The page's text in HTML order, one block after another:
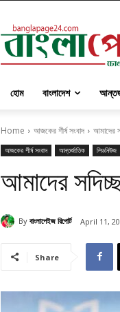
হোম বাংলাদেশ
Home আজকের শীর্ষ সংবাদ আমাদের
আজকের শীর্ষ সংবাদ আন্তর্জাতিক লিডনিউজ
আমাদের
By বাংলাপেইজ রিপোর্ট April 11,
Share